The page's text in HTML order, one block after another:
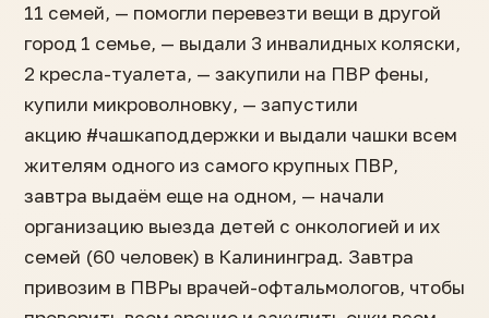
11 семей, — помогли перевезти вещи в другой
город 1 семье, — выдали 3 инвалидных коляски,
2 кресла-туалета, — закупили на ПВР фены,
купили микроволновку, — запустили
акцию #чашкаподдержки и выдали чашки всем
жителям одного из самого крупных ПВР,
завтра выдаём еще на одном, — начали
организацию выезда детей с онкологией и их
семей (60 человек) в Калининград. Завтра
привозим в ПВРы врачей-офтальмологов, чтобы